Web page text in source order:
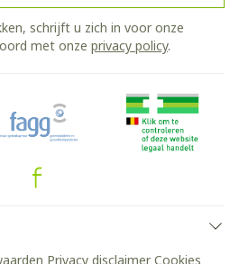
schrijft u zich in voor onze
met onze privacy policy.
Privacy disclaimer Cookies